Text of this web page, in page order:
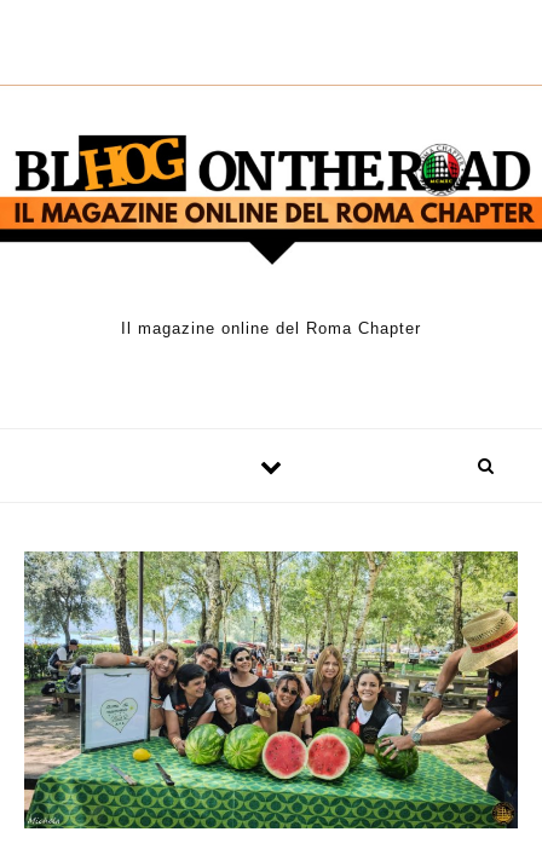
Il magazine online del Roma Chapter